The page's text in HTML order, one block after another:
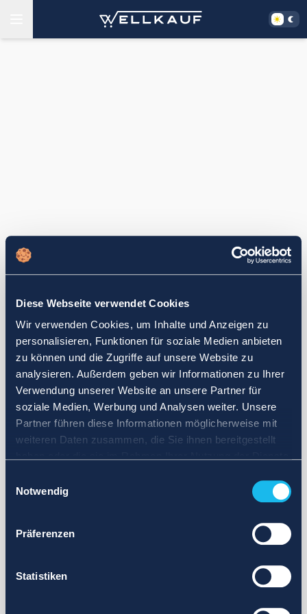
Diese Webseite verwendet Cookies
Wir verwenden Cookies, um Inhalte und Anzeigen zu
personalisieren, Funktionen für soziale Medien anbieten
zu können und die Zugriffe auf unsere Website zu
analysieren. Außerdem geben wir Informationen zu Ihrer
Verwendung unserer Website an unsere Partner für
soziale Medien, Werbung und Analysen weiter. Unsere
Partner führen diese Informationen möglicherweise mit
weiteren Daten zusammen, die Sie ihnen bereitgestellt
Notwendig
Präferenzen
Statistiken